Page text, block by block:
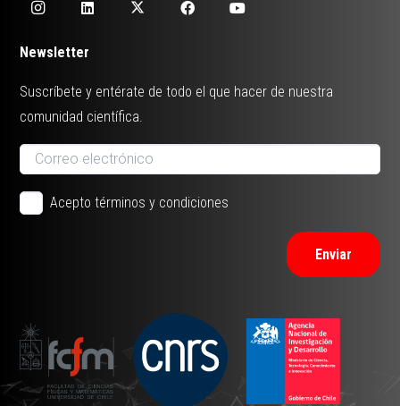
Newsletter
Suscríbete y entérate de todo el que hacer de nuestra
comunidad científica.
Acepto términos y condiciones
Enviar